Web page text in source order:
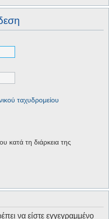
ταχυδρομείου
κατά τη διάρκεια της
να είστε εγγεγραμμένο